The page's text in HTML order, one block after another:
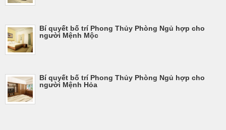
Bí quyết bố trí Phong Thủy Phòng Ngủ hợp cho
người Mệnh Mộc
Bí quyết bố trí Phong Thủy Phòng Ngủ hợp cho
người Mệnh Hỏa